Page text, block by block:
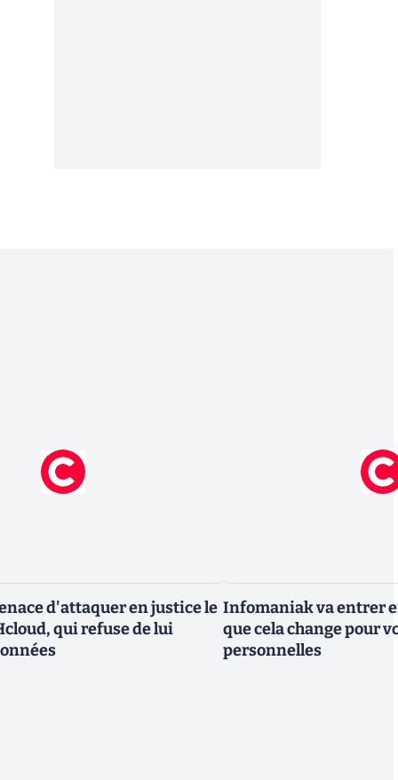
d'attaquer en justice le
qui refuse de lui
Infomaniak va entrer
que cela change pour
personnelles